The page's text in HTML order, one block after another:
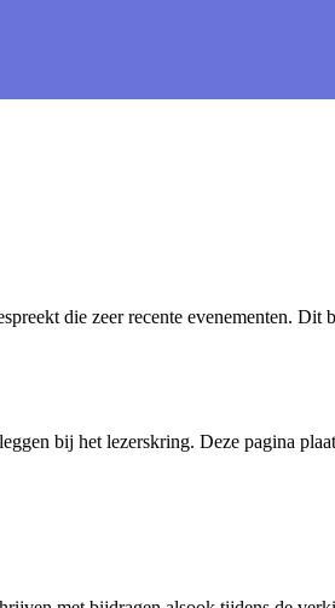
die zeer recente evenementen. Dit
bij het lezerskring. Deze pagina